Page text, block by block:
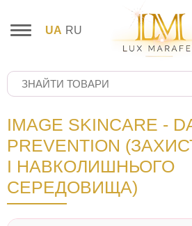
UA RU
IMAGE SKINCARE -
PREVENTION
І НАВКОЛИШНЬОГО
СЕРЕДОВИЩА)